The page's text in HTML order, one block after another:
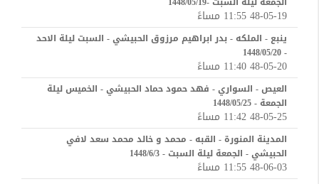
48-05-19 11:55 مساءً
ينبع - الملكه - بدر ابراهيم مرزوق الحبيشي - السبت ليلة الاحد
- 1448/05/20
48-05-20 11:40 مساءً
العيص - السواري - فهد حمود حماد الحبيشي - الخميس ليلة
الجمعة - 1448/05/25
48-05-25 11:42 مساءً
المدينة المنورة - القبه - محمد و خالد محمد سعد لافي
الحبيشي - الجمعة ليلة السبت - 1448/6/3
48-06-03 11:55 مساءً